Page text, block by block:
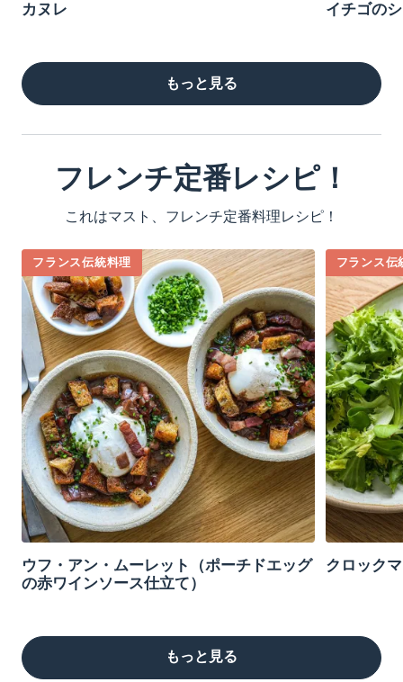
カヌレ イチゴの
もっと見る
フレンチ定番レシピ！
これはマスト、フレンチ定番料理レシピ！
フランス伝統料理
ウフ・アン・ムーレット（ポーチドエッグ
の赤ワインソース仕立て）
フランス伝
クロック
もっと見る